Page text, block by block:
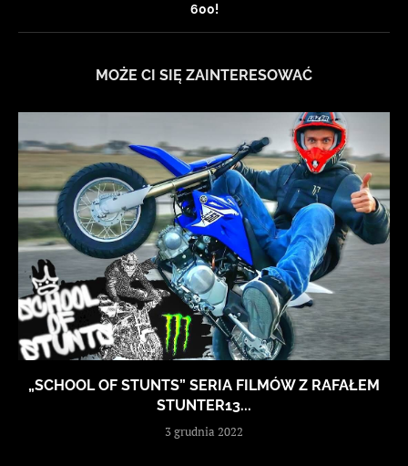
600!
MOŻE CI SIĘ ZAINTERESOWAĆ
„SCHOOL OF STUNTS” SERIA FILMÓW Z RAFAŁEM
STUNTER13...
3 grudnia 2022